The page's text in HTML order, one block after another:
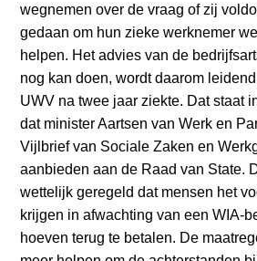
i
n
c
o
n
t
e
n
t
wegnemen over de vraag of zij
gedaan om hun zieke werknemer
helpen. Het advies van de
nog kan doen, wordt daarom
UWV na twee jaar ziekte. Dat staat
dat minister Aartsen van Werk en
Vijlbrief van Sociale Zaken en
aanbieden aan de Raad van State.
wettelijk geregeld dat mensen het
krijgen in afwachting van een WIA-
hoeven terug te betalen. De